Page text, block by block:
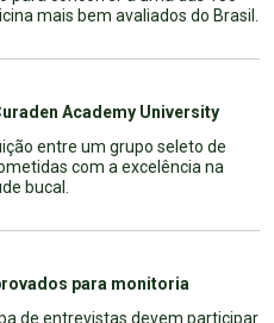
mais bem avaliados do Brasil.
Academy University
entre um grupo seleto de
com a excelência na
bucal.
para monitoria
de entrevistas devem participar